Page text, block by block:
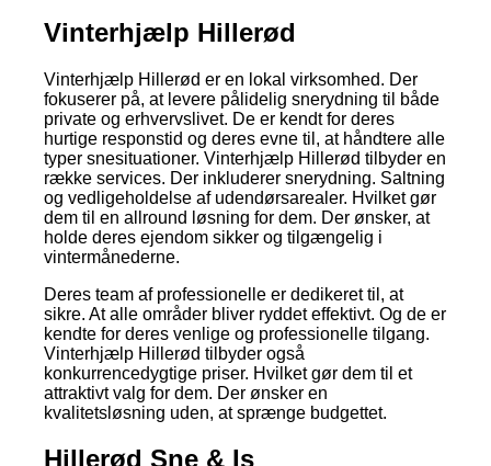
Vinterhjælp Hillerød
Vinterhjælp Hillerød er en lokal virksomhed. Der
fokuserer på, at levere pålidelig snerydning til både
private og erhvervslivet. De er kendt for deres
hurtige responstid og deres evne til, at håndtere alle
typer snesituationer. Vinterhjælp Hillerød tilbyder en
række services. Der inkluderer snerydning. Saltning
og vedligeholdelse af udendørsarealer. Hvilket gør
dem til en allround løsning for dem. Der ønsker, at
holde deres ejendom sikker og tilgængelig i
vintermånederne.
Deres team af professionelle er dedikeret til, at
sikre. At alle områder bliver ryddet effektivt. Og de er
kendte for deres venlige og professionelle tilgang.
Vinterhjælp Hillerød tilbyder også
konkurrencedygtige priser. Hvilket gør dem til et
attraktivt valg for dem. Der ønsker en
kvalitetsløsning uden, at sprænge budgettet.
Hillerød Sne & Is